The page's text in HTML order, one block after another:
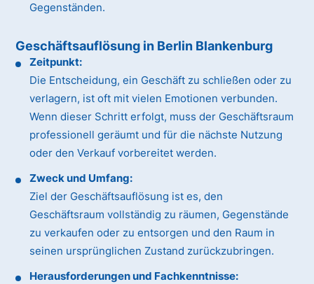
Gegenständen.
Geschäftsauflösung in Berlin Blankenburg
Zeitpunkt:
Die Entscheidung, ein Geschäft zu schließen oder zu
verlagern, ist oft mit vielen Emotionen verbunden.
Wenn dieser Schritt erfolgt, muss der Geschäftsraum
professionell geräumt und für die nächste Nutzung
oder den Verkauf vorbereitet werden.
Zweck und Umfang:
Ziel der Geschäftsauflösung ist es, den
Geschäftsraum vollständig zu räumen, Gegenstände
zu verkaufen oder zu entsorgen und den Raum in
seinen ursprünglichen Zustand zurückzubringen.
Herausforderungen und Fachkenntnisse: